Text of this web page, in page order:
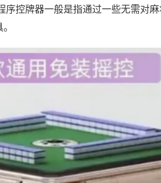
序控牌器一般是指通过一些无需对